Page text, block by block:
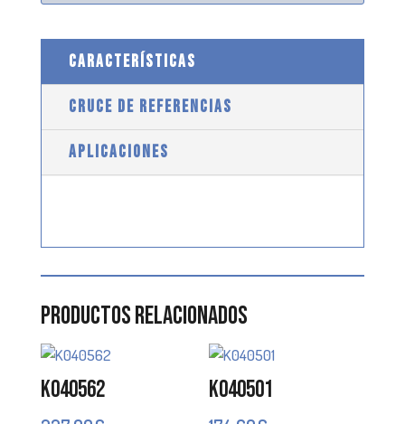
CARACTERÍSTICAS
CRUCE DE REFERENCIAS
APLICACIONES
Productos relacionados
K040562 K040501